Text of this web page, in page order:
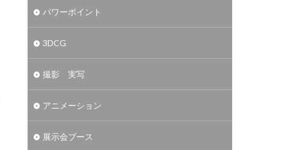
パワーポイント
3DCG
撮影 実写
アニメーション
展示会ブース